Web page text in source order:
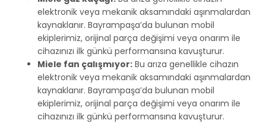
elektronik veya mekanik aksamındaki aşınmalardan
kaynaklanır. Bayrampaşa’da bulunan mobil
ekiplerimiz, orijinal parça değişimi veya onarım ile
cihazınızı ilk günkü performansına kavuşturur.
Miele fan çalışmıyor: Bu arıza genellikle cihazın
elektronik veya mekanik aksamındaki aşınmalardan
kaynaklanır. Bayrampaşa’da bulunan mobil
ekiplerimiz, orijinal parça değişimi veya onarım ile
cihazınızı ilk günkü performansına kavuşturur.